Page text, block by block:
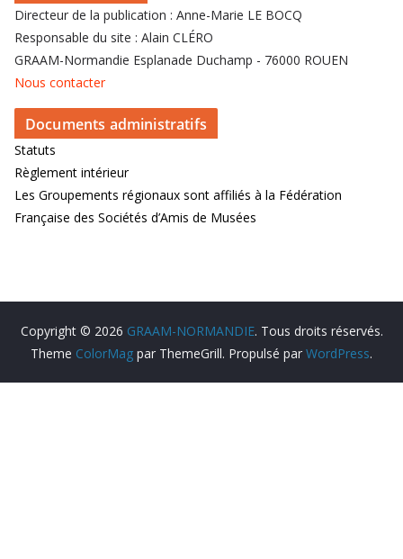
Directeur de la publication : Anne-Marie LE BOCQ
Responsable du site : Alain CLÉRO
GRAAM-Normandie Esplanade Duchamp - 76000 ROUEN
Nous contacter
Documents administratifs
Statuts
Règlement intérieur
Les Groupements régionaux sont affiliés à la Fédération
Française des Sociétés d’Amis de Musées
Copyright © 2026 GRAAM-NORMANDIE. Tous droits réservés.
Theme ColorMag par ThemeGrill. Propulsé par WordPress.